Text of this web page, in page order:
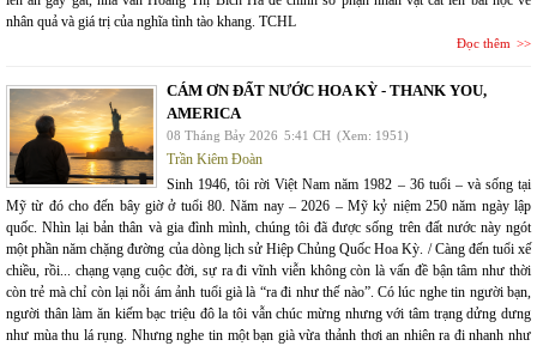
nhân quả và giá trị của nghĩa tình tào khang. TCHL
Đọc thêm
CÁM ƠN ĐẤT NƯỚC HOA KỲ - THANK YOU,
AMERICA
08 Tháng Bảy 2026 5:41 CH (Xem: 1951)
Trần Kiêm Đoàn
Sinh 1946, tôi rời Việt Nam năm 1982 – 36 tuổi – và sống tại
Mỹ từ đó cho đến bây giờ ở tuổi 80. Năm nay – 2026 – Mỹ kỷ niệm 250 năm ngày lập
quốc. Nhìn lại bản thân và gia đình mình, chúng tôi đã được sống trên đất nước này ngót
một phần năm chặng đường của dòng lịch sử Hiệp Chủng Quốc Hoa Kỳ. / Càng đến tuổi xế
chiều, rồi... chạng vạng cuộc đời, sự ra đi vĩnh viễn không còn là vấn đề bận tâm như thời
còn trẻ mà chỉ còn lại nỗi ám ảnh tuổi già là “ra đi như thế nào”. Có lúc nghe tin người bạn,
người thân làm ăn kiếm bạc triệu đô la tôi vẫn chúc mừng nhưng với tâm trạng dửng dưng
như mùa thu lá rụng. Nhưng nghe tin một bạn già vừa thảnh thơi an nhiên ra đi nhanh như